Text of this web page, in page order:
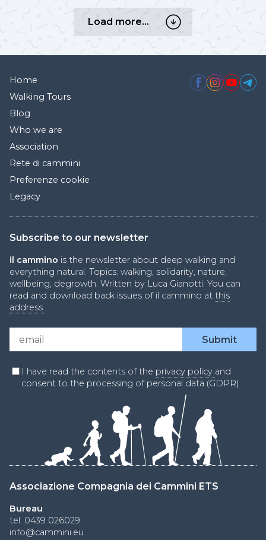
Load more…
Load
more…
Associazione Compagnia dei Cammini ETS
Bureau
tel. 0439 026029
info@cammini.eu
Home
Walking Tours
Blog
Who we are
Association
Rete di cammini
Preferenze cookie
Legacy
Subscribe to our newsletter
il cammino is the newsletter about deep walking and
everything natural. Topics: walking, solidarity, nature,
wellbeing, degrowth. Written by Luca Gianotti. You can
read and download back issues of il cammino at this
address .
I have read the contents of the privacy policy and
consent to the processing of personal data (GDPR)